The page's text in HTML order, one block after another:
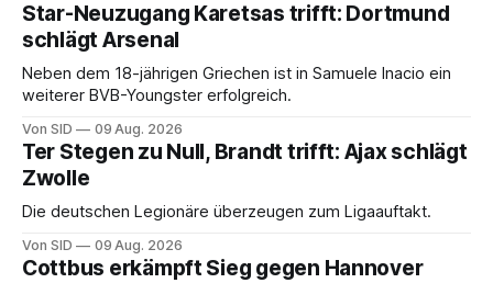
Star-Neuzugang Karetsas trifft: Dortmund
schlägt Arsenal
Neben dem 18-jährigen Griechen ist in Samuele Inacio ein
weiterer BVB-Youngster erfolgreich.
Von SID 09 Aug. 2026
Ter Stegen zu Null, Brandt trifft: Ajax schlägt
Zwolle
Die deutschen Legionäre überzeugen zum Ligaauftakt.
Von SID 09 Aug. 2026
Cottbus erkämpft Sieg gegen Hannover